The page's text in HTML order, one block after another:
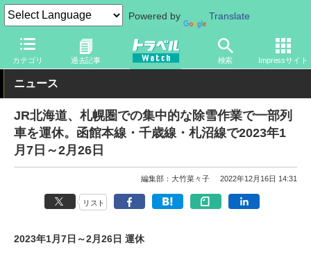
Powered by Translate
カテゴリ 過去記事 検索 Impressサイト
トラベル Watch 企業・政府・官庁 鉄道 JR
ニュース
JR北海道、札幌圏での集中的な除雪作業で一部列
車を運休。函館本線・千歳線・札沼線で2023年1
月7日～2月26日
編集部：大竹菜々子 2022年12月16日 14:31
リスト
2023年1月7日～2月26日 運休